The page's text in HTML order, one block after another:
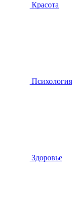
Красота
Психология
Здоровье